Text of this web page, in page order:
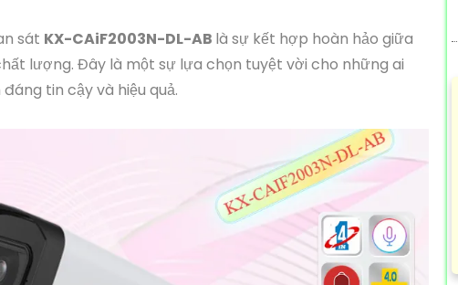
sát KX-CAiF2003N-DL-AB là sự kết hợp hoàn hảo giữa
lượng. Đây là một sự lựa chọn tuyệt vời cho những ai
tin cậy và hiệu quả.